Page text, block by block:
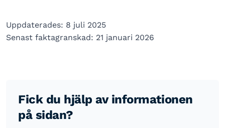
Uppdaterades: 8 juli 2025
Senast faktagranskad: 21 januari 2026
Fick du hjälp av informationen
på sidan?